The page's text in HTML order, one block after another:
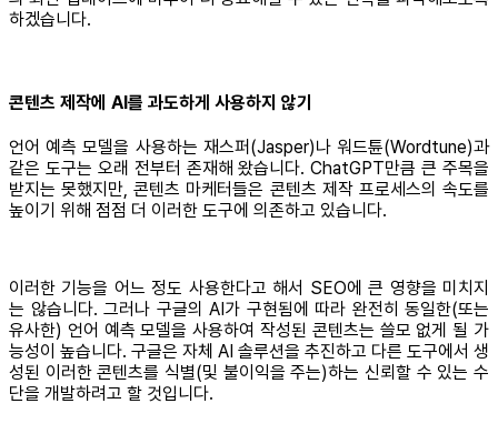
하겠습니다.
콘텐츠 제작에 AI를 과도하게 사용하지 않기
언어 예측 모델을 사용하는 재스퍼(Jasper)나 워드튠(Wordtune)과
같은 도구는 오래 전부터 존재해 왔습니다. ChatGPT만큼 큰 주목을
받지는 못했지만, 콘텐츠 마케터들은 콘텐츠 제작 프로세스의 속도를
높이기 위해 점점 더 이러한 도구에 의존하고 있습니다.
이러한 기능을 어느 정도 사용한다고 해서 SEO에 큰 영향을 미치지
는 않습니다. 그러나 구글의 AI가 구현됨에 따라 완전히 동일한(또는
유사한) 언어 예측 모델을 사용하여 작성된 콘텐츠는 쓸모 없게 될 가
능성이 높습니다. 구글은 자체 AI 솔루션을 추진하고 다른 도구에서 생
성된 이러한 콘텐츠를 식별(및 불이익을 주는)하는 신뢰할 수 있는 수
단을 개발하려고 할 것입니다.